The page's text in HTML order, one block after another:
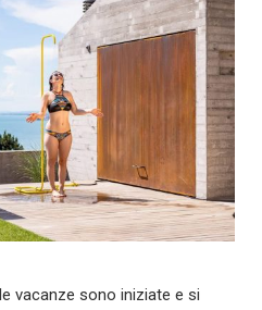
vacanze sono iniziate e si